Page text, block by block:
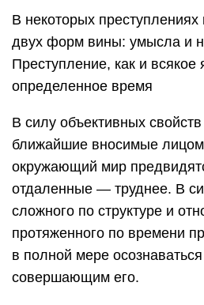
В некоторых
двух форм вины: умысла и
Преступление, как и всякое
определенное время
В силу объективных
ближайшие вносимые
окружающий мир
отдаленные — труднее. В
сложного по структуре и
протяженного по времени
в полной мере
совершающим его.